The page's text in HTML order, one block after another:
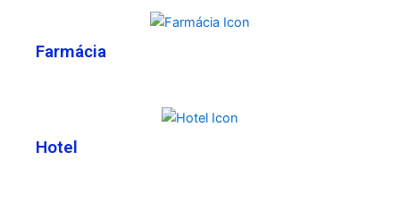
Farmácia
Hotel